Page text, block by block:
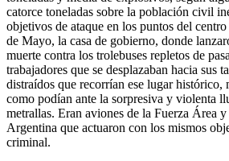
catorce toneladas sobre la población civil
objetivos de ataque en los puntos del
de Mayo, la casa de gobierno, donde
muerte contra los trolebuses repletos de
trabajadores que se desplazaban hacia sus
distraídos que recorrían ese lugar histórico,
como podían ante la sorpresiva y violenta
metrallas. Eran aviones de la Fuerza Área
Argentina que actuaron con los mismos
criminal.